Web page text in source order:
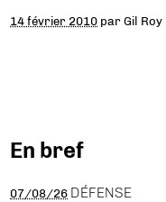
14 février 2010 parGil Roy
En bref
07/08/26 DÉFENSE